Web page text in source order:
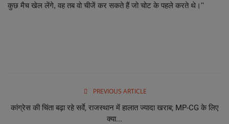
कुछ मैच खेल लेंगे, वह तब वो चीजें कर सकते हैं जो चोट के पहले करते थे।''
PREVIOUS ARTICLE
कांग्रेस की चिंता बढ़ा रहे सर्वे, राजस्थान में हालात ज्यादा खराब; MP-CG के लिए
क्या...